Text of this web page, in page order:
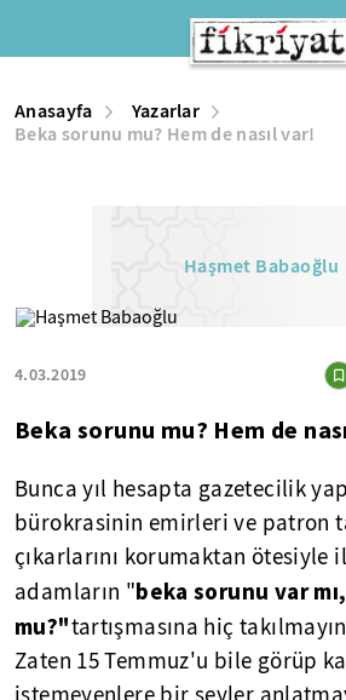
Anasayfa
Yazarlar
Beka sorunu mu? Hem de nasıl var!
Haşmet Babaoğlu
4.03.2019
Beka sorunu mu? Hem de
Bunca yıl hesapta gazetecilik
bürokrasinin emirleri ve patron
çıkarlarını korumaktan ötesiyle
adamların "beka sorunu var
mu?"tartışmasına hiç
Zaten 15 Temmuz'u bile görüp